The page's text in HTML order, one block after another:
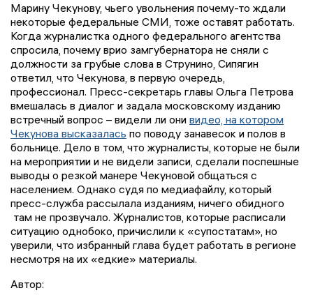
Марину Чекунову, чьего увольнения почему-то ждали
некоторые федеральные СМИ, тоже оставят работать.
Когда журналистка одного федерального агентства
спросила, почему врио замгубернатора не сняли с
должности за грубые слова в Струнино, Сипягин
ответил, что Чекунова, в первую очередь,
профессионал. Пресс-секретарь главы Ольга Петрова
вмешалась в диалог и задала московскому изданию
встречный вопрос – видели ли они видео, на котором
Чекунова высказалась по поводу занавесок и полов в
больнице. Дело в том, что журналисты, которые не были
на мероприятии и не видели записи, сделали поспешные
выводы о резкой манере Чекуновой общаться с
населением. Однако судя по медиафайлу, который
пресс-служба рассылала изданиям, ничего обидного
там не прозвучало. Журналистов, которые расписали
ситуацию однобоко, причислили к «супостатам», но
уверили, что избранный глава будет работать в регионе
несмотря на их «едкие» материалы.
Автор: